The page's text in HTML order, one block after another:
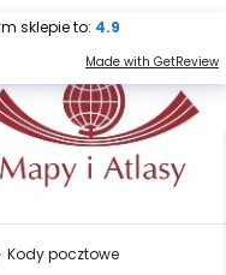
Kody pocztowe
sklepie to: 4.9
Made with GetReview